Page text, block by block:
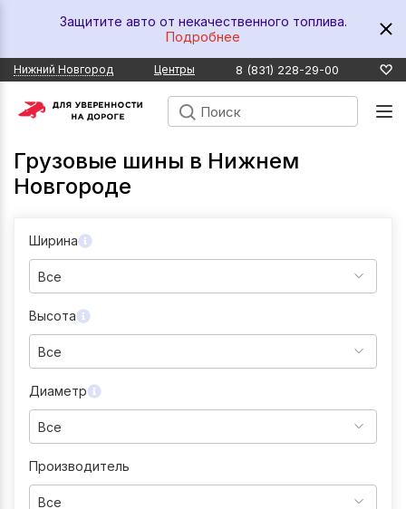
Защитите авто от некачественного топлива.
Подробнее
Нижний Новгород Центры 8 (831) 228-29-00
Грузовые шины в Нижнем
Новгороде
Ширина
Все
Высота
Все
Диаметр
Все
Производитель
Все